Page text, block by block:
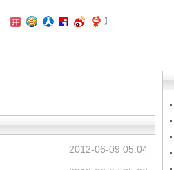
】
2012-06-09 05:04